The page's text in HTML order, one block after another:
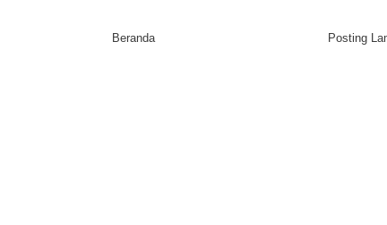
Posting
Beranda